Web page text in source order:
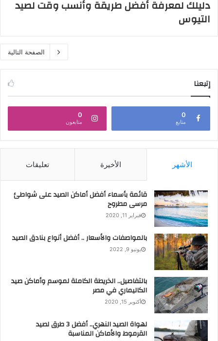
دليلك لمعرفة أفضل طريقة وأنسب وقت لصيد
التيوس
الصفحة التالية
إتبعنا
0
متابع
0
متابعون
الأشهر الأخيرة تعليقات
قائمة بأسماء أفضل أماكن الصيد على شواطئ
مرسى مطروح
فبراير 11, 2020
بالمواصفات والأسعار .. أفضل أنواع بنادق الصيد
يونيو 9, 2022
بالتفاصيل.. الخريطة الكاملة لموسم وأماكن صيد
الكاليماري في مصر
أكتوبر 15, 2020
لهواة الصيد النهري.. أفضل 3 طرق لصيد
القرموط والأماكن المناسبة